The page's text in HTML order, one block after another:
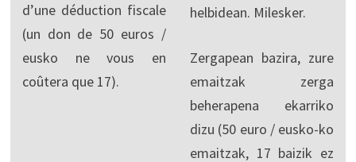
d’une déduction fiscale
(un don de 50 euros /
eusko ne vous en
coûtera que 17).
helbidean. Milesker.
Zergapean bazira, zure
emaitzak zerga
beherapena ekarriko
dizu (50 euro / eusko-ko
emaitzak, 17 baizik ez